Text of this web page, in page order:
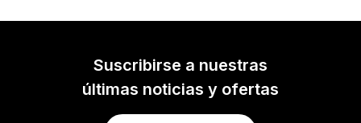
Suscribirse a nuestras
últimas noticias y ofertas